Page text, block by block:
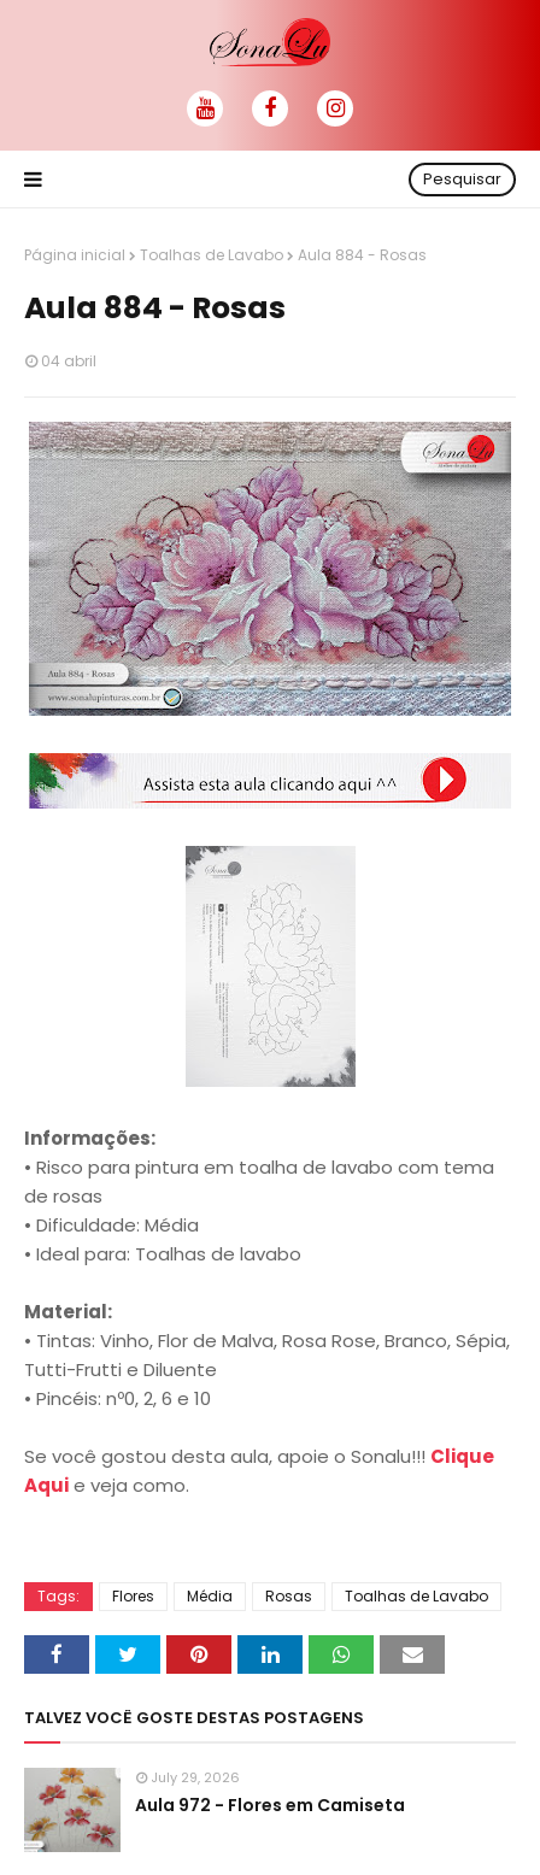
Pesquisar
Página inicial Toalhas de Lavabo Aula 884 - Rosas
Aula 884 - Rosas
04 abril
Informações:
• Risco para pintura em toalha de lavabo com tema
de rosas
• Dificuldade: Média
• Ideal para: Toalhas de lavabo
Material:
• Tintas: Vinho, Flor de Malva, Rosa Rose, Branco, Sépia,
Tutti-Frutti e Diluente
• Pincéis: nº0, 2, 6 e 10
Se você gostou desta aula, apoie o Sonalu!!! Clique
Aquie veja como.
Tags: Flores Média Rosas Toalhas de Lavabo
TALVEZ VOCÊ GOSTE DESTAS POSTAGENS
July 29, 2026
Aula 972 - Flores em Camiseta